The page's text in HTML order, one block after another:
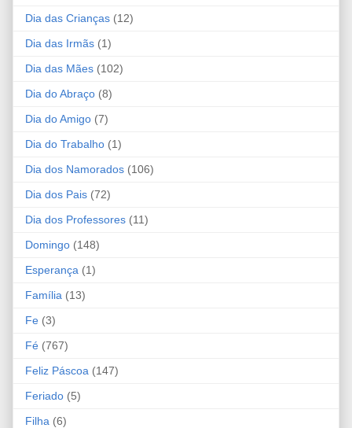
Dia das Crianças (12)
Dia das Irmãs (1)
Dia das Mães (102)
Dia do Abraço (8)
Dia do Amigo (7)
Dia do Trabalho (1)
Dia dos Namorados (106)
Dia dos Pais (72)
Dia dos Professores (11)
Domingo (148)
Esperança (1)
Família (13)
Fe (3)
Fé (767)
Feliz Páscoa (147)
Feriado (5)
Filha (6)